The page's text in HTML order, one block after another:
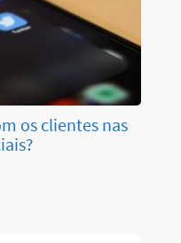
os clientes nas